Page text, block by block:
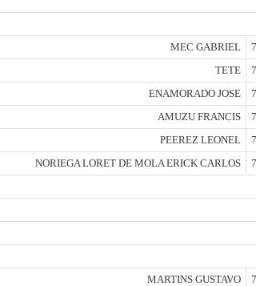
MEC GABRIEL
TETE
ENAMORADO JOSE
AMUZU FRANCIS
PEEREZ LEONEL
NORIEGA LORET DE MOLA ERICK CARLOS
MARTINS GUSTAVO